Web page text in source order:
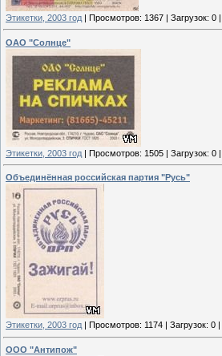
Этикетки, 2003 год | Просмотров: 1367 | Загрузок: 0 |
ОАО "Солнце"
Этикетки, 2003 год | Просмотров: 1505 | Загрузок: 0 |
Объединённая российская партия "Русь"
Этикетки, 2003 год| Просмотров: 1174 Загрузок: 0
ООО "Антипож"